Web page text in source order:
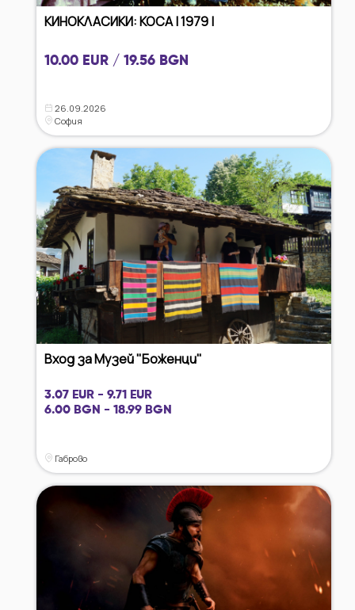
КИНОКЛАСИКИ: КОСА | 1979 |
10.00 EUR / 19.56 BGN
26.09.2026
София
Вход за Музей "Боженци"
3.07 EUR - 9.71 EUR
6.00 BGN - 18.99 BGN
Габрово